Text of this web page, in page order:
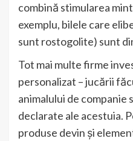
combină stimularea
exemplu, bilele care
sunt rostogolite) sunt
Tot mai multe firme
personalizat – jucării
animalului de
declarate ale acestuia.
produse devin și